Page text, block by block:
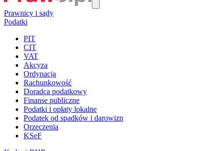
Prawnicy i sądy
Podatki
PIT
CIT
VAT
Akcyza
Ordynacja
Rachunkowość
Doradca podatkowy
Finanse publiczne
Podatki i opłaty lokalne
Podatek od spadków i darowizn
Orzeczenia
KSeF